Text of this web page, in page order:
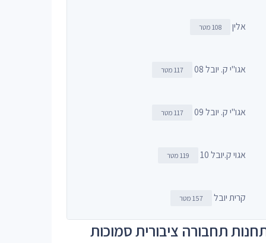
אלין 108 מטר
אגו"י ק. יובל 08 117 מטר
אגו"י ק. יובל 09 117 מטר
אגוי ק.יובל 10 119 מטר
קרית יובל 157 מטר
תחבורה ציבורית סמוכות